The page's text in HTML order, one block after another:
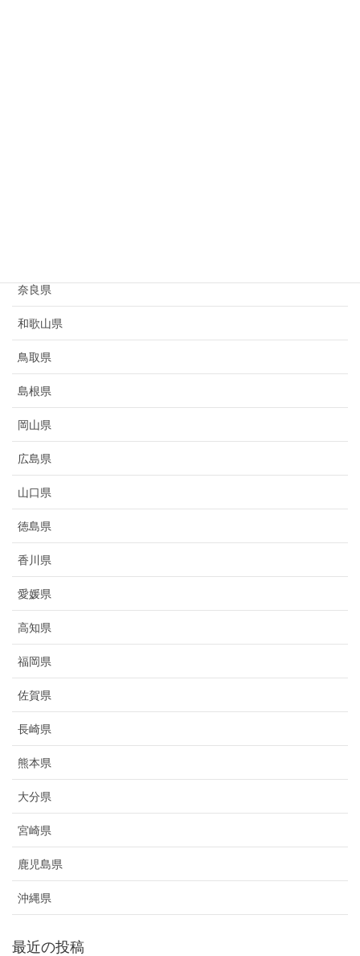
奈良県
和歌山県
鳥取県
島根県
岡山県
広島県
山口県
徳島県
香川県
愛媛県
高知県
福岡県
佐賀県
長崎県
熊本県
大分県
宮崎県
鹿児島県
沖縄県
最近の投稿